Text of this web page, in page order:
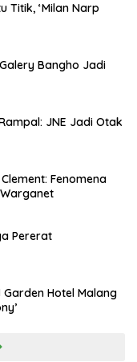
Titik, ‘Milan Narp
Bangho Jadi
JNE Jadi Otak
Fenomena
Pererat
Hotel Malang